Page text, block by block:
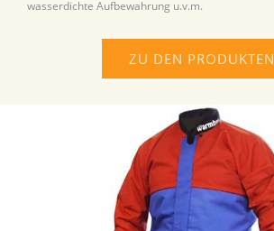
wasserdichte Aufbewahrung u.v.m.
ZU DEN PRODUKTEN